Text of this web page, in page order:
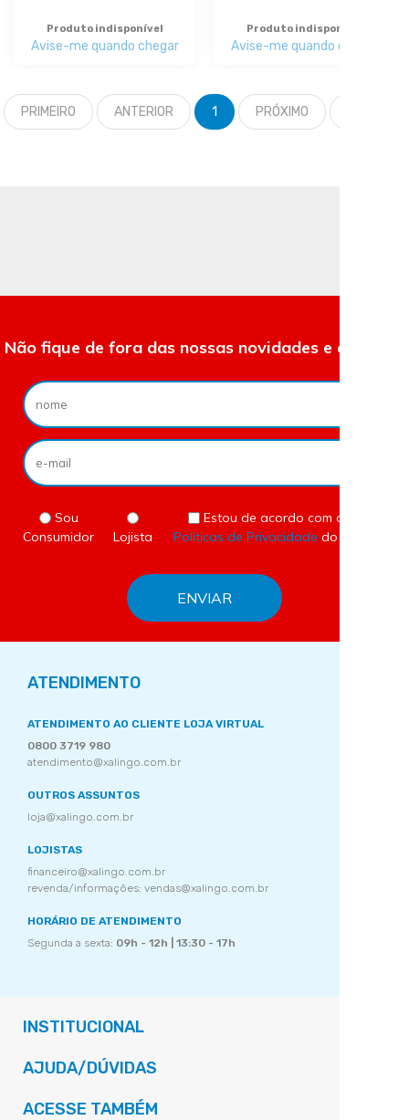
Produto indisponível
Avise-me quando chegar
Produto indisponível
Avise-me quando chegar
PRIMEIRO ANTERIOR 1 PRÓXIMO
Não fique de fora das nossas novidades e ofertas.
Sou
Consumidor
Lojista
Estou de acordo com as
Políticas de Privacidade do site.
ATENDIMENTO
ATENDIMENTO AO CLIENTE LOJA VIRTUAL
0800 3719 980
atendimento@xalingo.com.br
OUTROS ASSUNTOS
loja@xalingo.com.br
LOJISTAS
financeiro@xalingo.com.br
revenda/informações: vendas@xalingo.com.br
HORÁRIO DE ATENDIMENTO
Segunda a sexta: 09h - 12h | 13:30 - 17h
INSTITUCIONAL
AJUDA/DÚVIDAS
ACESSE TAMBÉM